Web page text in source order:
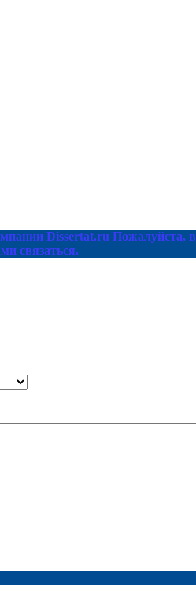
Dissertat.ru Пожалуйста,
связаться.